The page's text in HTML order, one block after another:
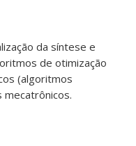
da síntese e
de otimização
(algoritmos
mecatrônicos.